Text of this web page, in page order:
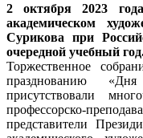
2 октября 2023
академическом
Сурикова при
очередной учебный
Торжественное
празднованию
присутствовали
профессорско-
представители